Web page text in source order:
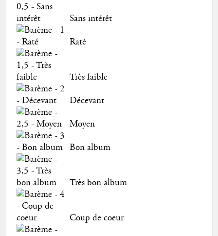
Sans intérêt
Raté
Très faible
Décevant
Moyen
Bon album
Très bon album
Coup de coeur